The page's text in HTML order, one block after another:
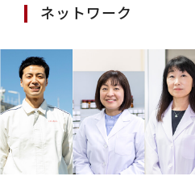
ネットワーク